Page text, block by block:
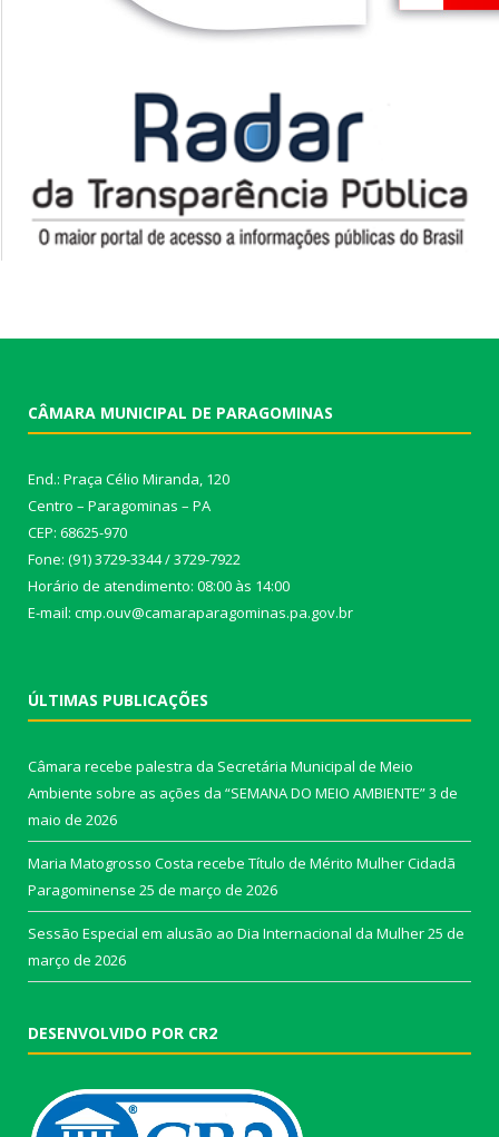
CÂMARA MUNICIPAL DE PARAGOMINAS
End.: Praça Célio Miranda, 120
Centro – Paragominas – PA
CEP: 68625-970
Fone: (91) 3729-3344 / 3729-7922
Horário de atendimento: 08:00 às 14:00
E-mail: cmp.ouv@camaraparagominas.pa.gov.br
ÚLTIMAS PUBLICAÇÕES
Câmara recebe palestra da Secretária Municipal de Meio
Ambiente sobre as ações da “SEMANA DO MEIO AMBIENTE”3 de
maio de 2026
Maria Matogrosso Costa recebe Título de Mérito Mulher Cidadã
Paragominense 25 de março de 2026
Sessão Especial em alusão ao Dia Internacional da Mulher25 de
março de 2026
DESENVOLVIDO POR CR2